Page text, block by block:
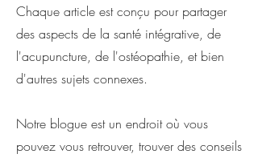
Chaque article est conçu pour partager
des aspects de la santé intégrative, de
l'acupuncture, de l'ostéopathie, et bien
d'autres sujets connexes.
Notre blogue est un endroit où vous
pouvez vous retrouver, trouver des conseils